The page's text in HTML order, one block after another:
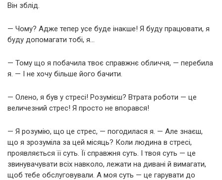
Він зблід.
— Чому? Адже тепер усе буде інакше! Я буду працювати, я
буду допомагати тобі, я…
— Тому що я побачила твоє справжнє обличчя, — перебила
я. — І не хочу більше його бачити.
— Олено, я був у стресі! Розумієш? Втрата роботи — це
величезний стрес! Я просто не впорався!
— Я розумію, що це стрес, — погодилася я. — Але знаєш,
що я зрозуміла за цей місяць? Коли людина в стресі,
проявляється її суть. Її справжня суть. І твоя суть — це
звинувачувати всіх навколо, лежати на дивані й вимагати,
щоб тебе обслуговували. А моя суть — це гарувати до